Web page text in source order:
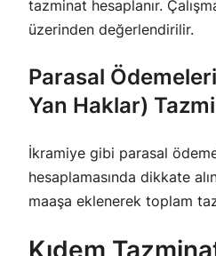
tazminat hesaplanır.
üzerinden değerlendirilir.
Parasal
Yan Haklar)
İkramiye gibi parasal
hesaplamasında dikkate
maaşa eklenerek toplam